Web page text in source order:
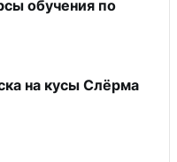
обучения по
на кусы Слёрма